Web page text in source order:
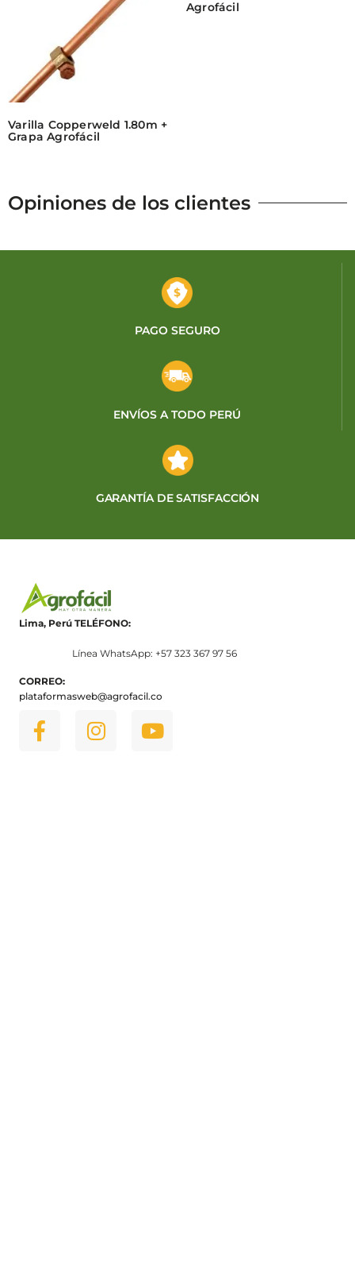
Varilla Copperweld 1.80m +
Grapa Agrofácil
Agrofácil
Opiniones de los clientes
PAGO SEGURO
ENVÍOS A TODO PERÚ
GARANTÍA DE SATISFACCIÓN
Lima, Perú TELÉFONO:
Línea WhatsApp: +57 323 367 97 56
CORREO:
plataformasweb@agrofacil.co